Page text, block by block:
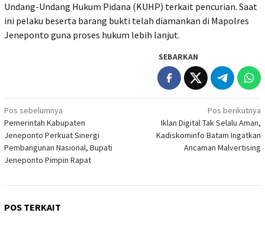
Undang-Undang Hukum Pidana (KUHP) terkait pencurian. Saat
ini pelaku beserta barang bukti telah diamankan di Mapolres
Jeneponto guna proses hukum lebih lanjut.
SEBARKAN
Navigasi
pos
Pos sebelumnya
Pemerintah Kabupaten
Jeneponto Perkuat Sinergi
Pembangunan Nasional, Bupati
Jeneponto Pimpin Rapat
Pos berikutnya
Iklan Digital Tak Selalu Aman,
Kadiskominfo Batam Ingatkan
Ancaman Malvertising
POS TERKAIT